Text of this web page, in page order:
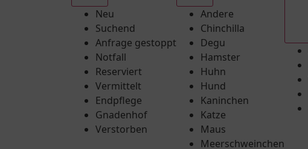
Neu
Suchend
Anfrage gestoppt
Notfall
Reserviert
Vermittelt
Endpflege
Gnadenhof
Verstorben
Andere
Chinchilla
Degu
Hamster
Huhn
Hund
Kaninchen
Katze
Maus
Meerschweinchen